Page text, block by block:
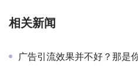
相关新闻
广告引流效果并不好？那是你没学